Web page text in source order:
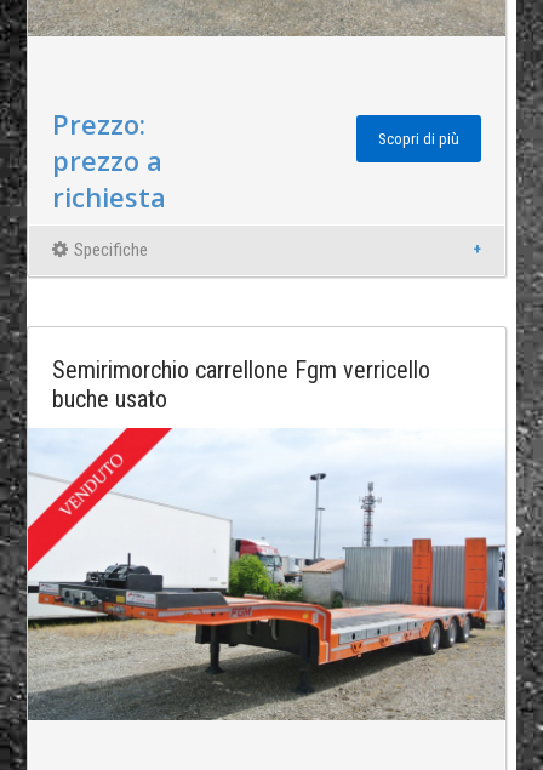
Prezzo:
prezzo a
richiesta
Scopri di più
Specifiche
Semirimorchio carrellone Fgm verricello
buche usato